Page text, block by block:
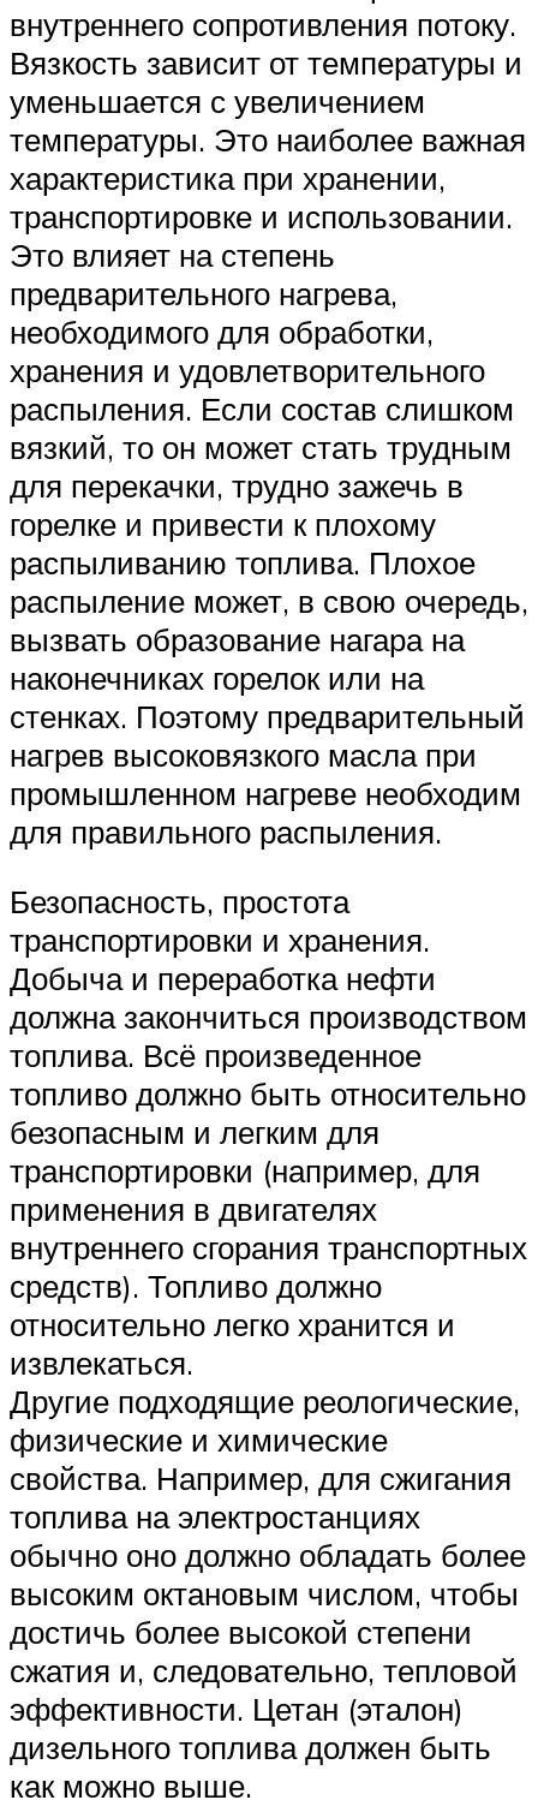
внутреннего сопротивления потоку.
Вязкость зависит от температуры и
уменьшается с увеличением
температуры. Это наиболее важная
характеристика при хранении,
транспортировке и использовании.
Это влияет на степень
предварительного нагрева,
необходимого для обработки,
хранения и удовлетворительного
распыления. Если состав слишком
вязкий, то он может стать трудным
для перекачки, трудно зажечь в
горелке и привести к плохому
распыливанию топлива. Плохое
распыление может, в свою очередь,
вызвать образование нагара на
наконечниках горелок или на
стенках. Поэтому предварительный
нагрев высоковязкого масла при
промышленном нагреве необходим
для правильного распыления.
Безопасность, простота
транспортировки и хранения.
Добыча и переработка нефти
должна закончиться производством
топлива. Всё произведенное
топливо должно быть относительно
безопасным и легким для
транспортировки (например, для
применения в двигателях
внутреннего сгорания транспортных
средств). Топливо должно
относительно легко хранится и
извлекаться.
Другие подходящие реологические,
физические и химические
свойства. Например, для сжигания
топлива на электростанциях
обычно оно должно обладать более
высоким октановым числом, чтобы
достичь более высокой степени
сжатия и, следовательно, тепловой
эффективности. Цетан (эталон)
дизельного топлива должен быть
как можно выше.